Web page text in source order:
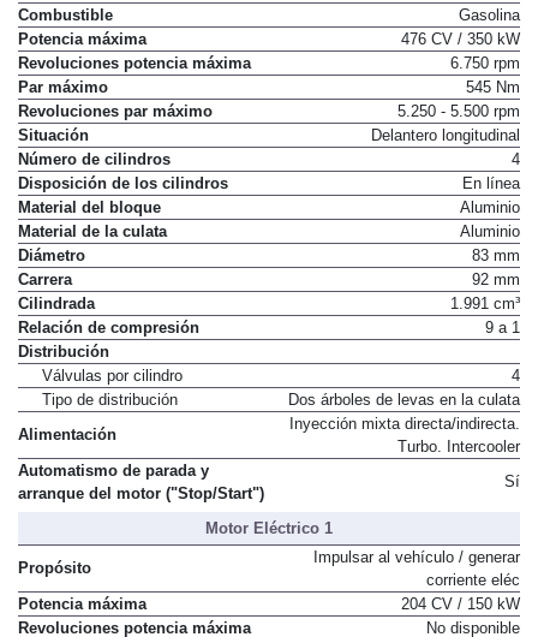
Propósito
Impulsar el vehículo
Combustible
Gasolina
Potencia máxima
476 CV / 350 kW
Revoluciones potencia máxima
6.750 rpm
Par máximo
545 Nm
Revoluciones par máximo
5.250 - 5.500 rpm
Situación
Delantero longitudinal
Número de cilindros
4
Disposición de los cilindros
En línea
Material del bloque
Aluminio
Material de la culata
Aluminio
Diámetro
83 mm
Carrera
92 mm
Cilindrada
1.991 cm³
Relación de compresión
Distribución
Válvulas por cilindro
4
Dos árboles de levas en la culata
Alimentación
Inyección mixta directa/indirecta.
Automatismo de parada y
Motor Eléctrico 1
Propósito
Impulsar al vehículo / generar
corriente eléc
Potencia máxima
204 CV / 150 kW